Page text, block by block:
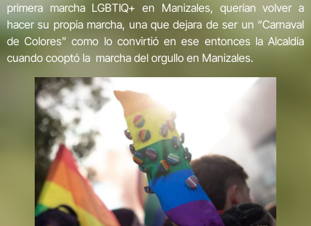
primera marcha LGBTIQ+ en Manizales, querían volver a
hacer su propia marcha, una que dejara de ser un “Carnaval
de Colores” como lo convirtió en ese entonces la Alcaldía
cuando cooptó la marcha del orgullo en Manizales.